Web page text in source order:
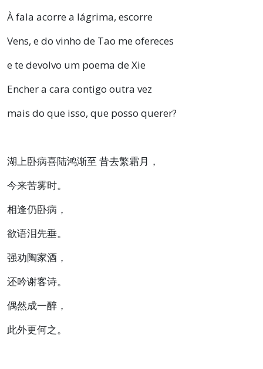
À fala acorre a lágrima, escorre
Vens, e do vinho de Tao me ofereces
e te devolvo um poema de Xie
Encher a cara contigo outra vez
mais do que isso, que posso querer?
湖上卧病喜陆鸿渐至 昔去繁霜月，
今来苦雾时。
相逢仍卧病，
欲语泪先垂。
强劝陶家酒，
还吟谢客诗。
偶然成一醉，
此外更何之。